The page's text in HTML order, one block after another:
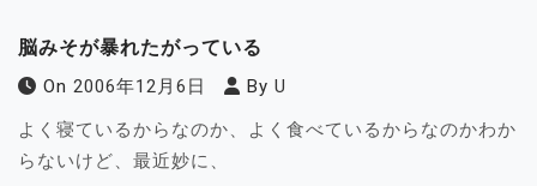
脳みそが暴れたがっている
On 2006年12月6日 By U
よく寝ているからなのか、よく食べているからなのかわか
らないけど、最近妙に、